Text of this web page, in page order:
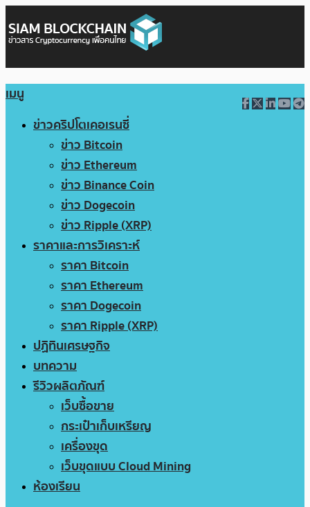
เมนู
ข่าวคริปโตเคอเรนซี่
ข่าว Bitcoin
ข่าว Ethereum
ข่าว Binance Coin
ข่าว Dogecoin
ข่าว Ripple (XRP)
ราคาและการวิเคราะห์
ราคา Bitcoin
ราคา Ethereum
ราคา Dogecoin
ราคา Ripple (XRP)
ปฏิทินเศรษฐกิจ
บทความ
รีวิวผลิตภัณฑ์
เว็บซื้อขาย
กระเป๋าเก็บเหรียญ
เครื่องขุด
เว็บขุดแบบ Cloud Mining
ห้องเรียน